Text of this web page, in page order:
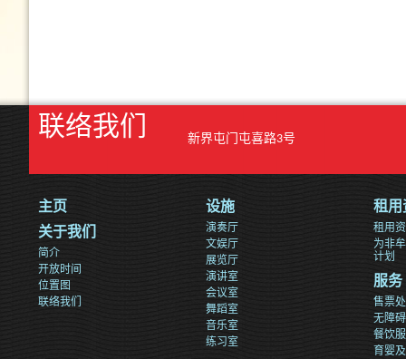
联络我们 新界屯门屯喜路3号
主页
关于我们
简介
开放时间
位置图
联络我们
设施
演奏厅
文娱厅
展览厅
演讲室
会议室
舞蹈室
音乐室
练习室
租用
租用
为非
计划
服务
售票处
无障
餐饮
育婴